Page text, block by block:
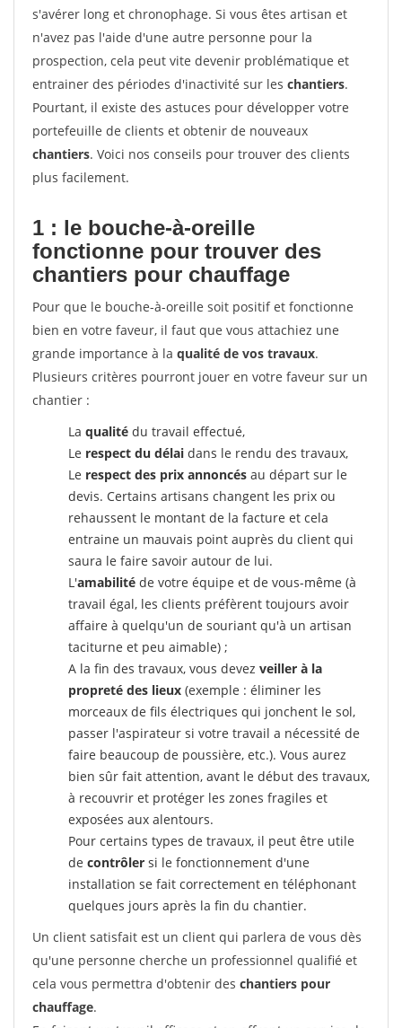
s'avérer long et chronophage. Si vous êtes artisan et
n'avez pas l'aide d'une autre personne pour la
prospection, cela peut vite devenir problématique et
entrainer des périodes d'inactivité sur les chantiers.
Pourtant, il existe des astuces pour développer votre
portefeuille de clients et obtenir de nouveaux
chantiers. Voici nos conseils pour trouver des clients
plus facilement.
1 : le bouche-à-oreille
fonctionne pour trouver des
chantiers pour chauffage
Pour que le bouche-à-oreille soit positif et fonctionne
bien en votre faveur, il faut que vous attachiez une
grande importance à la qualité de vos travaux.
Plusieurs critères pourront jouer en votre faveur sur un
chantier :
La qualité du travail effectué,
Le respect du délai dans le rendu des travaux,
Le respect des prix annoncés au départ sur le
devis. Certains artisans changent les prix ou
rehaussent le montant de la facture et cela
entraine un mauvais point auprès du client qui
saura le faire savoir autour de lui.
L'amabilité de votre équipe et de vous-même (à
travail égal, les clients préfèrent toujours avoir
affaire à quelqu'un de souriant qu'à un artisan
taciturne et peu aimable) ;
A la fin des travaux, vous devez veiller à la
propreté des lieux (exemple : éliminer les
morceaux de fils électriques qui jonchent le sol,
passer l'aspirateur si votre travail a nécessité de
faire beaucoup de poussière, etc.). Vous aurez
bien sûr fait attention, avant le début des travaux,
à recouvrir et protéger les zones fragiles et
exposées aux alentours.
Pour certains types de travaux, il peut être utile
de contrôler si le fonctionnement d'une
installation se fait correctement en téléphonant
quelques jours après la fin du chantier.
Un client satisfait est un client qui parlera de vous dès
qu'une personne cherche un professionnel qualifié et
cela vous permettra d'obtenir des chantiers pour
chauffage.